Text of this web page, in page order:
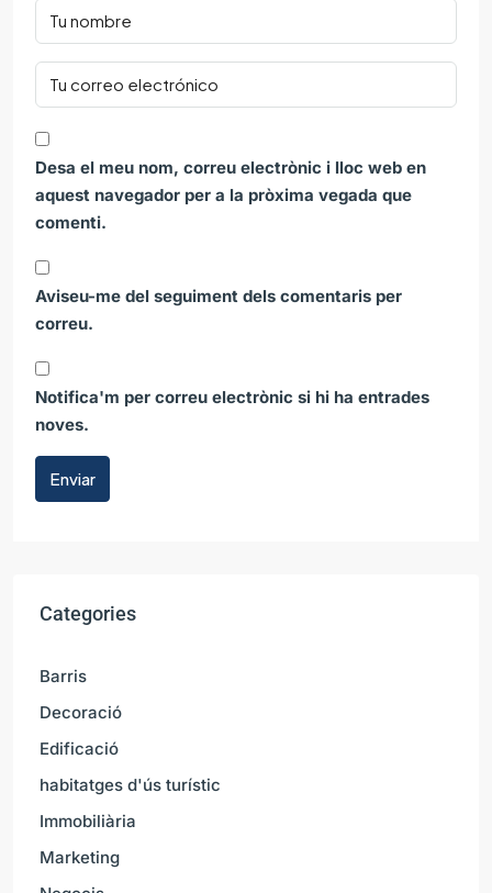
Desa el meu nom, correu electrònic i lloc web en
aquest navegador per a la pròxima vegada que
comenti.
Aviseu-me del seguiment dels comentaris per
correu.
Notifica'm per correu electrònic si hi ha entrades
noves.
Enviar
Categories
Barris
Decoració
Edificació
habitatges d'ús turístic
Immobiliària
Marketing